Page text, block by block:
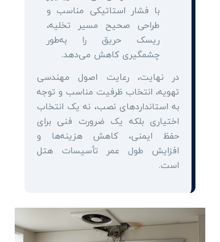
با فشار استاتیکی مناسب و
طراحی صحیح مسیر تخلیه،
ریسک حریق را به‌طور
چشمگیری کاهش می‌دهد.
در نهایت، رعایت اصول مهندسی
تهویه، انتخاب ظرفیت مناسب و توجه
به استانداردهای نصب، نه یک انتخاب
اختیاری بلکه یک ضرورت فنی برای
حفظ ایمنی، کاهش هزینه‌ها و
افزایش طول عمر تأسیسات هتل
است.